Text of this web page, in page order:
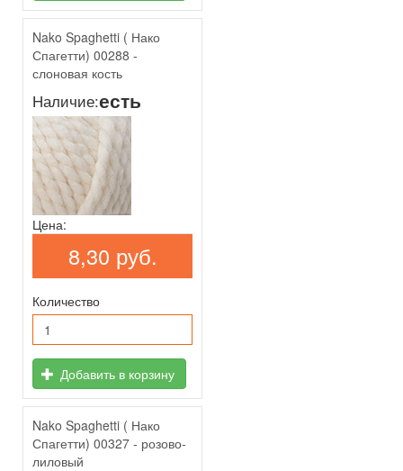
Nako Spaghetti ( Нако
Спагетти) 00288 -
слоновая кость
Наличие:есть
Цена:
8,30 руб.
Количество
Добавить в корзину
Nako Spaghetti ( Нако
Спагетти) 00327 - розово-
лиловый